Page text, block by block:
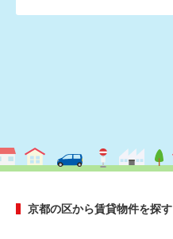
京都の区から賃貸物件を探す